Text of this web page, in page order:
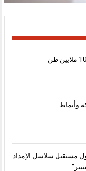
وأنماط
يعزز الحوار حول مستقبل سلاسل الإمداد